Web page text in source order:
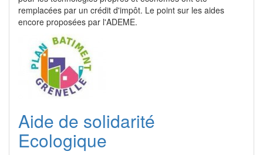
remplacées par un crédit d'impôt. Le point sur les aides
encore proposées par l'ADEME.
Aide de solidarité
Ecologique